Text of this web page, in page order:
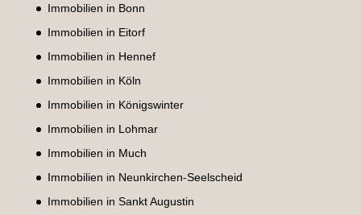
Immobilien in Bonn
Immobilien in Eitorf
Immobilien in Hennef
Immobilien in Köln
Immobilien in Königswinter
Immobilien in Lohmar
Immobilien in Much
Immobilien in Neunkirchen-Seelscheid
Immobilien in Sankt Augustin